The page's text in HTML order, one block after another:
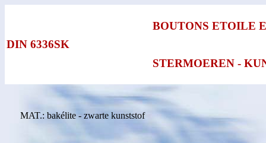
DIN 6336SK
BOUTONS ETOILE
STERMOEREN -
MAT.: bakélite - zwarte kunststof